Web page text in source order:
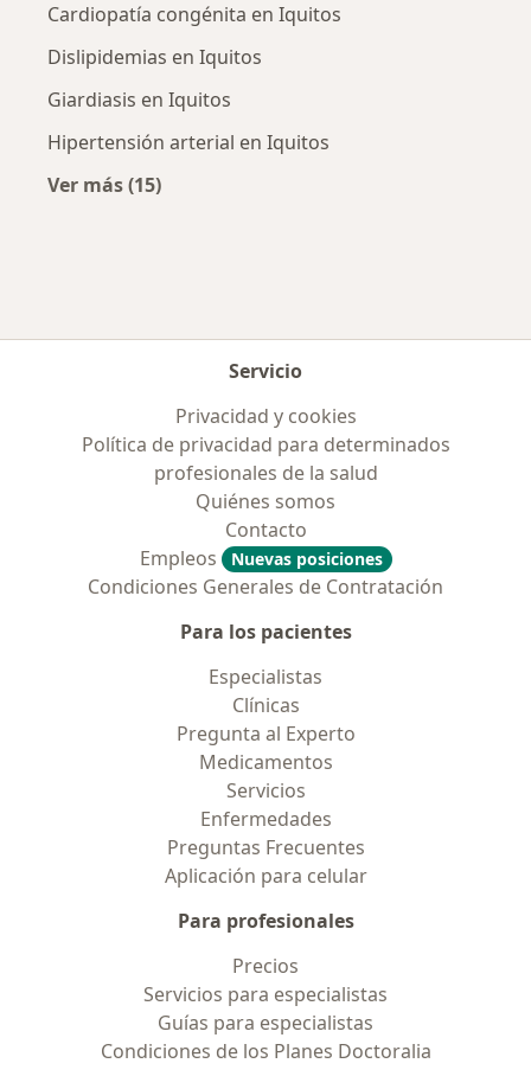
Cardiopatía congénita en Iquitos
Dislipidemias en Iquitos
Giardiasis en Iquitos
Hipertensión arterial en Iquitos
Ver más (15)
Servicio
Privacidad y cookies
Política de privacidad para determinados
profesionales de la salud
Quiénes somos
Contacto
Empleos
Nuevas posiciones
Condiciones Generales de Contratación
Para los pacientes
Especialistas
Clínicas
Pregunta al Experto
Medicamentos
Servicios
Enfermedades
Preguntas Frecuentes
Aplicación para celular
Para profesionales
Precios
Servicios para especialistas
Guías para especialistas
Condiciones de los Planes Doctoralia